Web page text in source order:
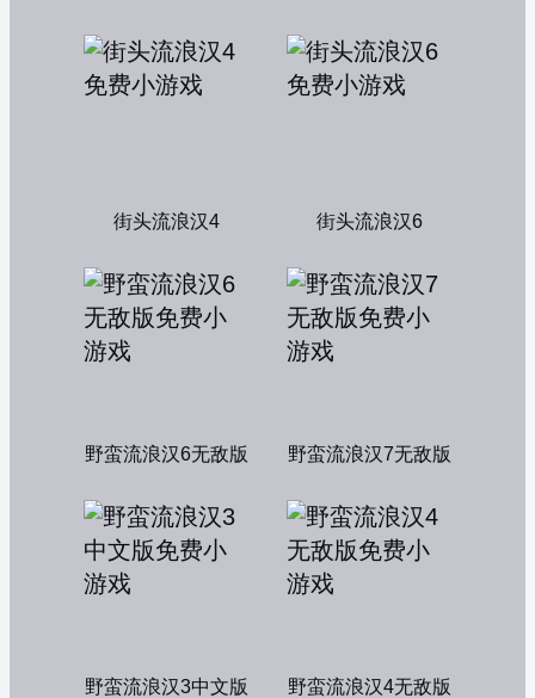
街头流浪汉4 街头流浪汉6
野蛮流浪汉6无敌版 野蛮流浪汉7无敌版
野蛮流浪汉3中文版 野蛮流浪汉4无敌版